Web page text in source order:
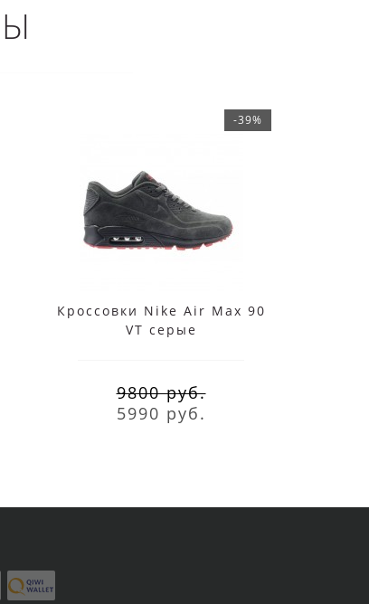
-39%
Кроссовки Nike Air Max 90
VT серые
9800 руб.
5990 руб.